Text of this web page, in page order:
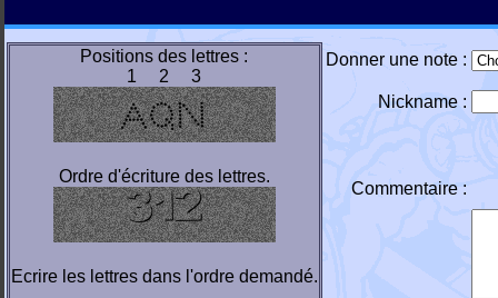
Positions des lettres :
1 2 3
Ordre d'écriture des lettres.
Ecrire les lettres dans l'ordre demandé.
Donner une note :
Nickname :
Commentaire :